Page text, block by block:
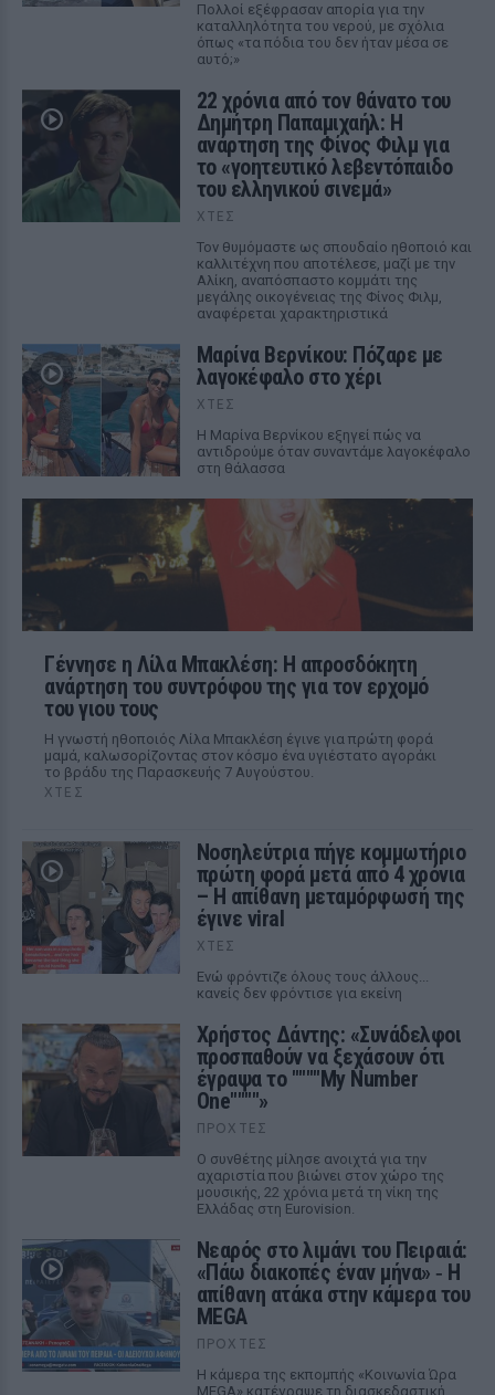
Πολλοί εξέφρασαν απορία για την
καταλληλότητα του νερού, με σχόλια
όπως «τα πόδια του δεν ήταν μέσα σε
αυτό;»
22 χρόνια από τον θάνατο του
Δημήτρη Παπαμιχαήλ: Η
ανάρτηση της Φίνος Φιλμ για
το «γοητευτικό λεβεντόπαιδο
του ελληνικού σινεμά»
ΧΤΕΣ
Τον θυμόμαστε ως σπουδαίο ηθοποιό και
καλλιτέχνη που αποτέλεσε, μαζί με την
Αλίκη, αναπόσπαστο κομμάτι της
μεγάλης οικογένειας της Φίνος Φιλμ,
αναφέρεται χαρακτηριστικά
Μαρίνα Βερνίκου: Πόζαρε με
λαγοκέφαλο στο χέρι
ΧΤΕΣ
Η Μαρίνα Βερνίκου εξηγεί πώς να
αντιδρούμε όταν συναντάμε λαγοκέφαλο
στη θάλασσα
Γέννησε η Λίλα Μπακλέση: Η απροσδόκητη
ανάρτηση του συντρόφου της για τον ερχομό
του γιου τους
Η γνωστή ηθοποιός Λίλα Μπακλέση έγινε για πρώτη φορά
μαμά, καλωσορίζοντας στον κόσμο ένα υγιέστατο αγοράκι
το βράδυ της Παρασκευής 7 Αυγούστου.
ΧΤΕΣ
Νοσηλεύτρια πήγε κομμωτήριο
πρώτη φορά μετά από 4 χρόνια
– Η απίθανη μεταμόρφωσή της
έγινε viral
ΧΤΕΣ
Ενώ φρόντιζε όλους τους άλλους...
κανείς δεν φρόντισε για εκείνη
Χρήστος Δάντης: «Συνάδελφοι
προσπαθούν να ξεχάσουν ότι
έγραψα το """"My Number
One""""»
ΠΡΟΧΤΈΣ
Ο συνθέτης μίλησε ανοιχτά για την
αχαριστία που βιώνει στον χώρο της
μουσικής, 22 χρόνια μετά τη νίκη της
Ελλάδας στη Eurovision.
Νεαρός στο λιμάνι του Πειραιά:
«Πάω διακοπές έναν μήνα» ‑ Η
απίθανη ατάκα στην κάμερα του
MEGA
ΠΡΟΧΤΈΣ
Η κάμερα της εκπομπής «Κοινωνία Ώρα
MEGA» κατέγραψε τη διασκεδαστική